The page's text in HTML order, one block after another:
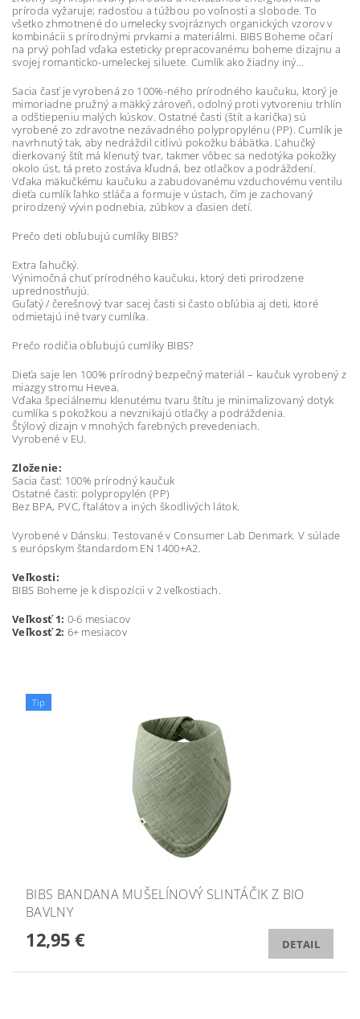
príroda vyžaruje; radosťou a túžbou po voľnosti a slobode. To
všetko zhmotnené do umelecky svojráznych organických vzorov v
kombinácii s prírodnými prvkami a materiálmi. BIBS Boheme očarí
na prvý pohľad vďaka esteticky prepracovanému boheme dizajnu a
svojej romanticko-umeleckej siluete. Cumlík ako žiadny iný…
Sacia časť je vyrobená zo 100%-ného prírodného kaučuku, ktorý je
mimoriadne pružný a mäkký zároveň, odolný proti vytvoreniu trhlín
a odštiepeniu malých kúskov. Ostatné časti (štít a karička) sú
vyrobené zo zdravotne nezávadného polypropylénu (PP). Cumlík je
navrhnutý tak, aby nedráždil citlivú pokožku bábätka. Ľahučký
dierkovaný štít má klenutý tvar, takmer vôbec sa nedotýka pokožky
okolo úst, tá preto zostáva kľudná, bez otlačkov a podráždení.
Vďaka mäkučkému kaučuku a zabudovanému vzduchovému ventilu
dieťa cumlík ľahko stláča a formuje v ústach, čím je zachovaný
prirodzený vývin podnebia, zúbkov a ďasien detí.
Prečo deti obľubujú cumlíky BIBS?
Extra ľahučký.
Výnimočná chuť prírodného kaučuku, ktorý deti prirodzene
uprednostňujú.
Guľatý / čerešnový tvar sacej časti si často obľúbia aj deti, ktoré
odmietajú iné tvary cumlíka.
Prečo rodičia obľubujú cumlíky BIBS?
Dieťa saje len 100% prírodný bezpečný materiál – kaučuk vyrobený z
miazgy stromu Hevea.
Vďaka špeciálnemu klenutému tvaru štítu je minimalizovaný dotyk
cumlíka s pokožkou a nevznikajú otlačky a podráždenia.
Štýlový dizajn v mnohých farebných prevedeniach.
Vyrobené v EU.
Zloženie:
Sacia časť: 100% prírodný kaučuk
Ostatné časti: polypropylén (PP)
Bez BPA, PVC, ftalátov a iných škodlivých látok.
Vyrobené v Dánsku. Testované v Consumer Lab Denmark. V súlade
s európskym štandardom EN 1400+A2.
Veľkosti:
BIBS Boheme je k dispozícii v 2 veľkostiach.
Veľkosť 1: 0-6 mesiacov
Veľkosť 2: 6+ mesiacov
Tip
BIBS BANDANA MUŠELÍNOVÝ SLINTÁČIK Z BIO
BAVLNY
12,95 € DETAIL